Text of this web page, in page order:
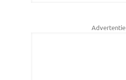
Advertentie